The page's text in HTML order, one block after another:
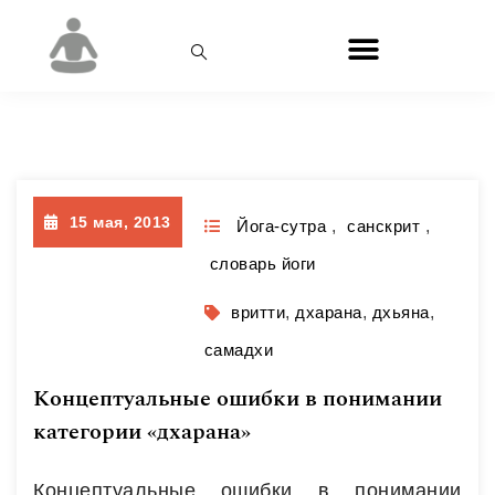
15 мая, 2013 Йога-сутра , санскрит ,
словарь йоги
вритти, дхарана, дхьяна,
самадхи
Концептуальные ошибки в понимании
категории «дхарана»
Концептуальные ошибки в понимании